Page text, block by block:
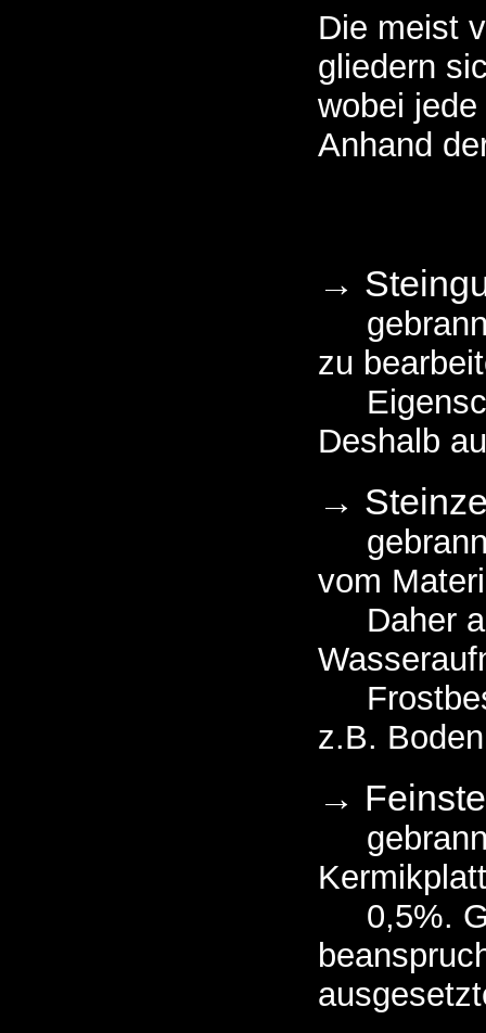
Die meist
gliedern
wobei
Anhand
→
gebrannt
zu
Deshalb
→
gebrannt
vom
Daher
z.B.
→
gebrannt
0,5%.